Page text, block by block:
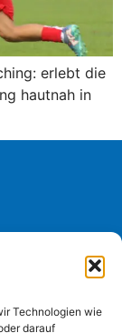
Technologien wie
darauf
erlebt die
hautnah in